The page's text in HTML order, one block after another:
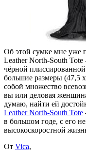
Об этой сумке мне уже
Leather North-South Tote
чёрной
большие размеры (47,5
собой множество
вы или деловая
думаю, найти ей
Leather North-South Tote
в большом годе, с его
высокоскоростной
От Vica,